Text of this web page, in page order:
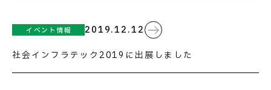
イベント情報 2019.12.12
社会インフラテック2019に出展しました